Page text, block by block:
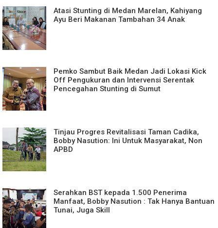
Atasi Stunting di Medan Marelan, Kahiyang
Ayu Beri Makanan Tambahan 34 Anak
Pemko Sambut Baik Medan Jadi Lokasi Kick
Off Pengukuran dan Intervensi Serentak
Pencegahan Stunting di Sumut
Tinjau Progres Revitalisasi Taman Cadika,
Bobby Nasution: Ini Untuk Masyarakat, Non
APBD
Serahkan BST kepada 1.500 Penerima
Manfaat, Bobby Nasution : Tak Hanya Bantuan
Tunai, Juga Skill